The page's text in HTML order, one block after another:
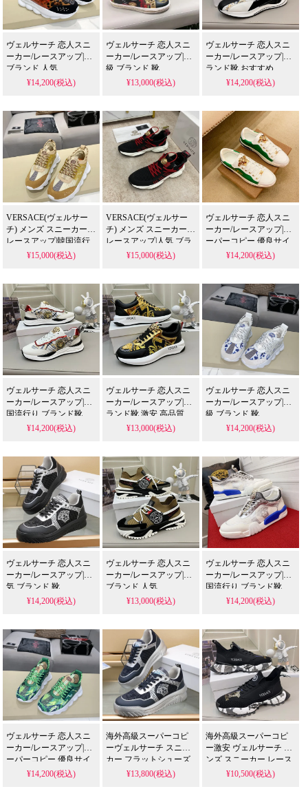
ヴェルサーチ 恋人スニ
ーカー/レースアップ|靴
ブランド 人気
¥14,200(税込)
ヴェルサーチ 恋人スニ
ーカー/レースアップ|高
級 ブランド 靴
¥13,000(税込)
ヴェルサーチ 恋人スニ
ーカー/レースアップ|ブ
ランド靴 おすすめ
¥14,200(税込)
VERSACE(ヴェルサー
チ) メンズ スニーカー/
レースアップ|韓国流行
り ブランド靴
¥15,000(税込)
VERSACE(ヴェルサー
チ) メンズ スニーカー/
レースアップ|人気 ブラ
ンド 靴¥15,000(税込)
ヴェルサーチ 恋人スニ
ーカー/レースアップ|ス
ーパーコピー 優良サイ
¥14,200(税込)
ヴェルサーチ 恋人スニ
ーカー/レースアップ|韓
国流行り ブランド靴
¥14,200(税込)
ヴェルサーチ 恋人スニ
ーカー/レースアップ|ブ
ランド靴 激安 高品質
¥13,000(税込)
ヴェルサーチ 恋人スニ
ーカー/レースアップ|高
級 ブランド 靴
¥14,200(税込)
ヴェルサーチ 恋人スニ
ーカー/レースアップ|人
気 ブランド 靴
¥14,200(税込)
ヴェルサーチ 恋人スニ
ーカー/レースアップ|靴
ブランド 人気
¥13,000(税込)
ヴェルサーチ 恋人スニ
ーカー/レースアップ|韓
国流行り ブランド靴
¥14,200(税込)
ヴェルサーチ 恋人スニ
ーカー/レースアップ|ス
ーパーコピー 優良サイ
¥14,200(税込)
海外高級スーパーコピ
ーヴェルサーチ スニー
カー フラットシューズ
カジュアル | 激安セール
¥13,800(税込)
海外高級スーパーコピ
ー激安 ヴェルサーチ メ
ンズ スニーカー レース
アップ | 激安セール中
¥10,500(税込)